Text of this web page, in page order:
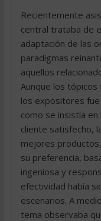
Recientemente
central trataba de
adaptación de las
paradigmas
aquellos
Aunque los tópicos
los expositores
como se insistía
cliente satisfecho,
mejores
su preferencia,
ingeniosa y
efectividad había
escenarios. A
tema observaba